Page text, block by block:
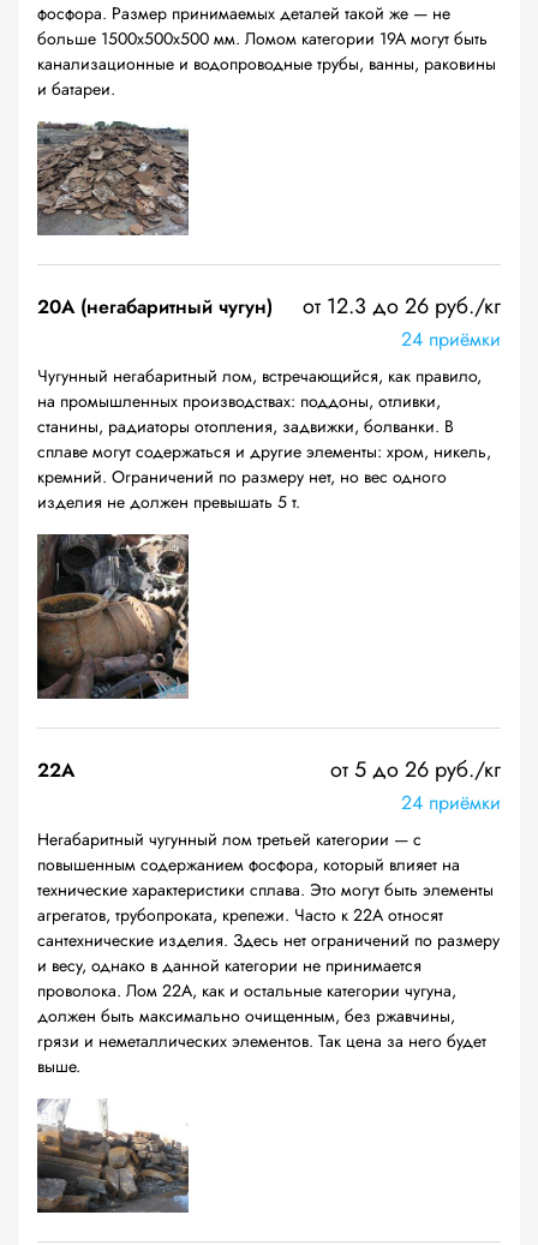
фосфора. Размер принимаемых деталей такой же — не
больше 1500х500х500 мм. Ломом категории 19А могут быть
канализационные и водопроводные трубы, ванны, раковины
и батареи.
20A (негабаритный чугун) от 12.3 до 26 руб./кг
24 приёмки
Чугунный негабаритный лом, встречающийся, как правило,
на промышленных производствах: поддоны, отливки,
станины, радиаторы отопления, задвижки, болванки. В
сплаве могут содержаться и другие элементы: хром, никель,
кремний. Ограничений по размеру нет, но вес одного
изделия не должен превышать 5 т.
22A от 5 до 26 руб./кг
24 приёмки
Негабаритный чугунный лом третьей категории — с
повышенным содержанием фосфора, который влияет на
технические характеристики сплава. Это могут быть элементы
агрегатов, трубопроката, крепежи. Часто к 22А относят
сантехнические изделия. Здесь нет ограничений по размеру
и весу, однако в данной категории не принимается
проволока. Лом 22А, как и остальные категории чугуна,
должен быть максимально очищенным, без ржавчины,
грязи и неметаллических элементов. Так цена за него будет
выше.